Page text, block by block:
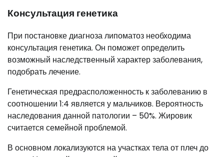
Консультация генетика
При постановке диагноза липоматоз необходима
консультация генетика. Он поможет определить
возможный наследственный характер заболевания,
подобрать лечение.
Генетическая предрасположенность к заболеванию в
соотношении 1:4 является у мальчиков. Вероятность
наследования данной патологии – 50%. Жировик
считается семейной проблемой.
В основном локализуются на участках тела от плеч до